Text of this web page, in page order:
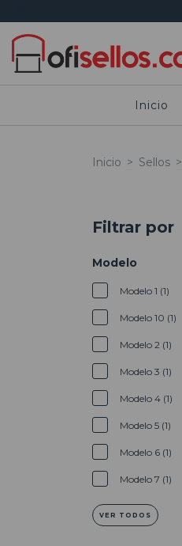
Inicio
Inicio > Sellos >
Filtrar por
Modelo
Modelo 1 (1)
Modelo 10 (1)
Modelo 2 (1)
Modelo 3 (1)
Modelo 4 (1)
Modelo 5 (1)
Modelo 6 (1)
Modelo 7 (1)
VER TODOS